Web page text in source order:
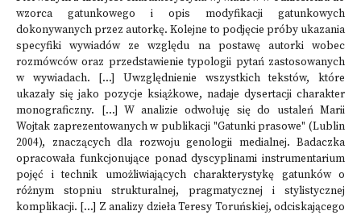
wzorca gatunkowego i opis modyfikacji gatunkowych
dokonywanych przez autorkę. Kolejne to podjęcie próby ukazania
specyfiki wywiadów ze względu na postawę autorki wobec
rozmówców oraz przedstawienie typologii pytań zastosowanych
w wywiadach. [...] Uwzględnienie wszystkich tekstów, które
ukazały się jako pozycje książkowe, nadaje dysertacji charakter
monograficzny. [...] W analizie odwołuję się do ustaleń Marii
Wojtak zaprezentowanych w publikacji "Gatunki prasowe" (Lublin
2004), znaczących dla rozwoju genologii medialnej. Badaczka
opracowała funkcjonujące ponad dyscyplinami instrumentarium
pojęć i technik umożliwiających charakterystykę gatunków o
różnym stopniu strukturalnej, pragmatycznej i stylistycznej
komplikacji. [...] Z analizy dzieła Teresy Toruńskiej, odciskającego